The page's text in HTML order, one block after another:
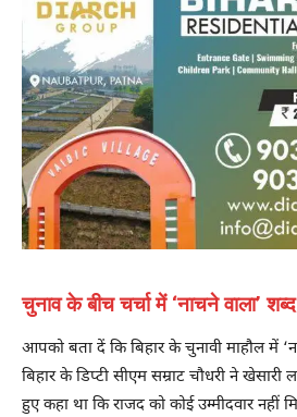
चुनाव के बीच चर्चा में ‘नाचने वाला’ शब्द
आपको बता दें कि बिहार के चुनावी माहौल में
बिहार के डिप्टी सीएम सम्राट चौधरी ने खेसारी
हुए कहा था कि राजद को कोई उम्मीदवार नहीं